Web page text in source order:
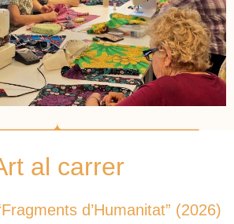
al carrer
d’Humanitat” (2026)